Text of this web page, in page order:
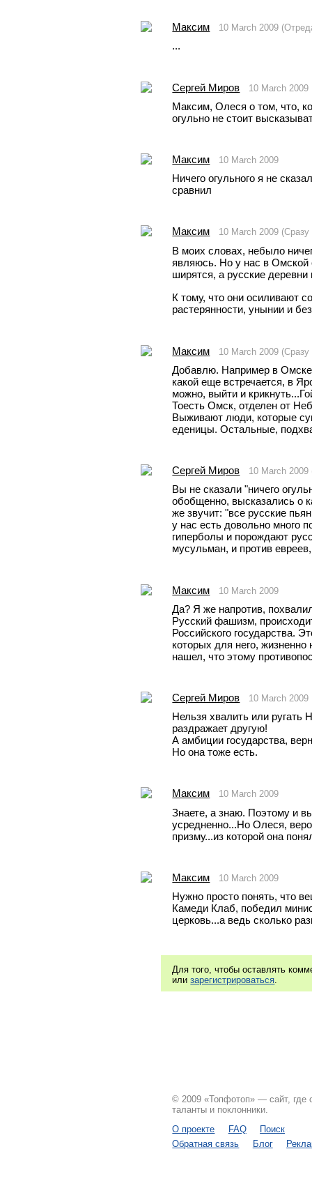
Максим 10 March 2009
...
Сергей Миров 10 March 2009
Максим, Олеся о том, что,
огульно не стоит
Максим 10 March 2009
Ничего огульного я не
сравнил
Максим 10 March 2009 (Сразу
В моих словах, небыло
являюсь. Но у нас в Омской
ширятся, а русские
К тому, что они осиливают
растерянности, унынии и
Максим 10 March 2009 (Сразу
Добавлю. Например в
какой еще встречается, в
можно, выйти и
Тоесть Омск, отделен от
Выживают люди, которые
еденицы. Остальные,
Сергей Миров 10 March 2009
Вы не сказали "ничего
обобщенно, высказались о
же звучит: "все русские
у нас есть довольно много
гиперболы и порождают
мусульман, и против
Максим 10 March 2009
Да? Я же напротив,
Русский фашизм,
Российского государства.
которых для него, жизненно
нашел, что этому
Сергей Миров 10 March 2009
Нельзя хвалить или
раздражает другую!
А амбиции государства,
Но она тоже есть.
Максим 10 March 2009
Знаете, а знаю. Поэтому и
усредненно...Но Олеся,
призму...из которой она
Максим 10 March 2009
Нужно просто понять, что
Камеди Клаб, победил
церковь...а ведь сколько
Для того, чтобы оставлять
илизарегистрироваться
© 2009 «Топфотоп» — сайт, где
таланты и поклонники.
О проекте
FAQ
Поиск
Обратная связь
Блог